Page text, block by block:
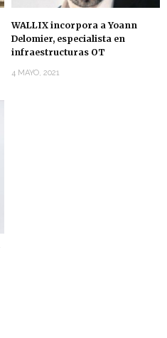
WALLIX incorpora a Yoann
Delomier, especialista en
infraestructuras OT
4 MAYO, 2021